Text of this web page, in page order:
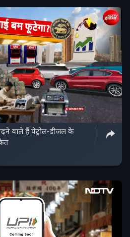
वाले हैं पेट्रोल-डीजल के